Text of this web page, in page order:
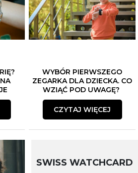
WYBÓR PIERWSZEGO
ZEGARKA DLA DZIECKA. CO
WZIĄĆ POD UWAGĘ?
CZYTAJ WIĘCEJ
SWISS WATCHCARD